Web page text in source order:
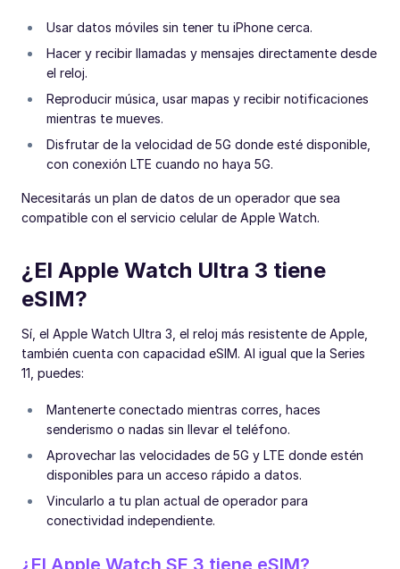
Usar datos móviles sin tener tu iPhone cerca.
Hacer y recibir llamadas y mensajes directamente desde
el reloj.
Reproducir música, usar mapas y recibir notificaciones
mientras te mueves.
Disfrutar de la velocidad de 5G donde esté disponible,
con conexión LTE cuando no haya 5G.
Necesitarás un plan de datos de un operador que sea
compatible con el servicio celular de Apple Watch.
¿El Apple Watch Ultra 3 tiene
eSIM?
Sí, el Apple Watch Ultra 3, el reloj más resistente de Apple,
también cuenta con capacidad eSIM. Al igual que la Series
11, puedes:
Mantenerte conectado mientras corres, haces
senderismo o nadas sin llevar el teléfono.
Aprovechar las velocidades de 5G y LTE donde estén
disponibles para un acceso rápido a datos.
Vincularlo a tu plan actual de operador para
conectividad independiente.